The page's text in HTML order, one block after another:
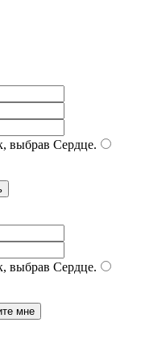
выбрав Сердце.
выбрав Сердце.